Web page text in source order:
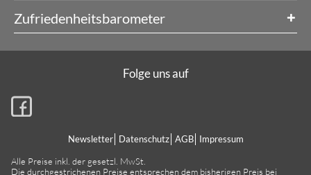
Zufriedenheitsbarometer
Newsletter Datenschutz AGB Impressum
Alle Preise inkl. der gesetzl. MwSt.
Die durchgestrichenen Preise entsprechen dem bisherigen Preis bei
Folge uns auf